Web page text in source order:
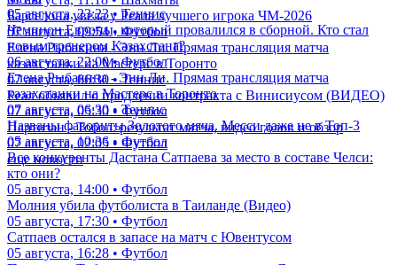
Барселона увела у Реала лучшего игрока ЧМ-2026
07 августа, 09:54 • Футбол
Елена Рыбакина - Энн Ли. Прямая трансляция матча
казахстанки на Мастерс в Торонто
07 августа, 06:30 • Теннис
Реал объявил о продлении контракта с Винисиусом (ВИДЕО)
07 августа, 05:30 • Футбол
Партизан - Тобол: результат матча, видео голов и обзор
07 августа, 02:05 • Футбол
еще новости
05 августа, 23:23 • Теннис
Чемпион Европы, который провалился в сборной. Кто стал
новым тренером Казахстана?
06 августа, 22:00 • Футбол
Елена Рыбакина - Энн Ли. Прямая трансляция матча
казахстанки на Мастерс в Торонто
07 августа, 06:30 • Теннис
Названы фавориты Золотого мяча. Месси даже не в Топ-3
05 августа, 10:36 • Футбол
Все конкуренты Дастана Сатпаева за место в составе Челси:
кто они?
05 августа, 14:00 • Футбол
Молния убила футболиста в Таиланде (Видео)
05 августа, 17:30 • Футбол
Сатпаев остался в запасе на матч с Ювентусом
05 августа, 16:28 • Футбол